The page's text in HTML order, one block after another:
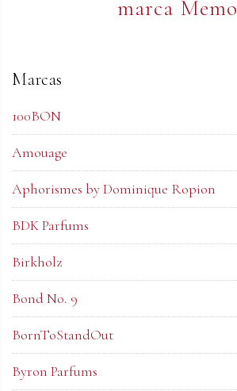
marca Memo
Marcas
100BON
Amouage
Aphorismes by Dominique Ropion
BDK Parfums
Birkholz
Bond No. 9
BornToStandOut
Byron Parfums